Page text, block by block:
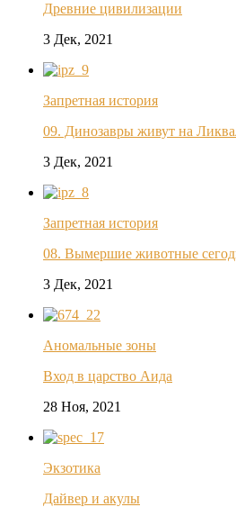
Древние цивилизации
3 Дек, 2021
Запретная история
09. Динозавры живут на
3 Дек, 2021
Запретная история
08. Вымершие животные
3 Дек, 2021
Аномальные зоны
Вход в царство Аида
28 Ноя, 2021
Экзотика
Дайвер и акулы